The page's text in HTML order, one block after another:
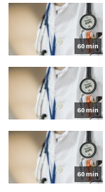
60 min
60 min
60 min